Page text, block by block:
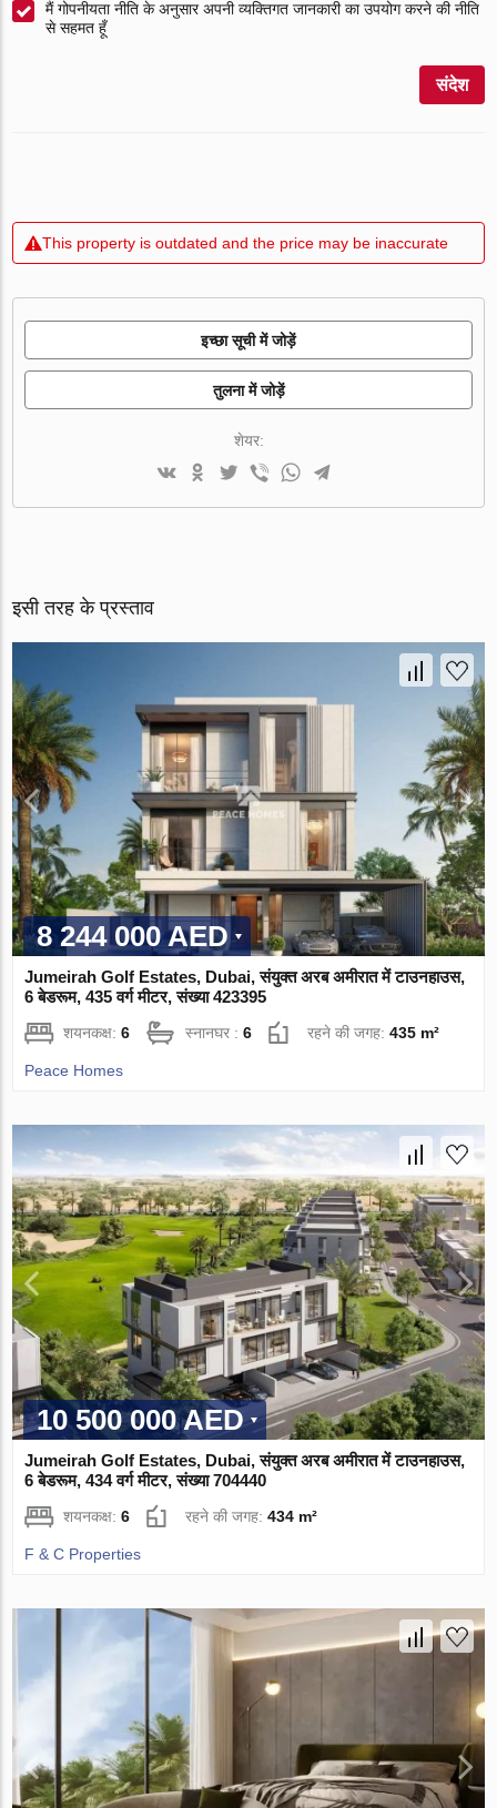
मैं गोपनीयता नीति के अनुसार अपनी व्यक्तिगत जानकारी का उपयोग करने की नीति
से सहमत हूँ
संदेश
This property is outdated and the price may be inaccurate
इच्छा सूची में जोड़ें
तुलना में जोड़ें
शेयर:
इसी तरह के प्रस्ताव
8 244 000 AED
Jumeirah Golf Estates, Dubai, संयुक्त अरब अमीरात में टाउनहाउस,
6 बेडरूम, 435 वर्ग मीटर, संख्या 423395
शयनकक्ष:6 स्नानघर :6 रहने की जगह:435 m²
Peace Homes
10 500 000 AED
Jumeirah Golf Estates, Dubai, संयुक्त अरब अमीरात में टाउनहाउस,
6 बेडरूम, 434 वर्ग मीटर, संख्या 704440
शयनकक्ष:6 रहने की जगह:434 m²
F & C Properties